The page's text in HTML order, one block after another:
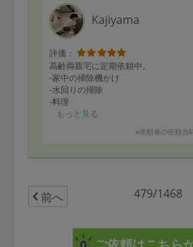
Kajiyama
評価：
高齢両親宅に定期依頼中。
‐家中の掃除機かけ
‐水回りの掃除
‐料理
話し相手もなってくださっており、
もっと見る
※依頼者の依頼当
前へ 479/1468